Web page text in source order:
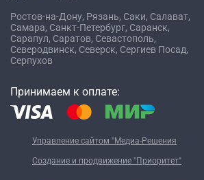
Принимаем к оплате:
Ростов-на-Дону, Рязань, Саки, Салават,
Самара, Санкт-Петербург, Саранск,
Сарапул, Саратов, Севастополь,
Северодвинск, Северск, Сергиев Посад,
Серпухов
Управление сайтом "Медиа-Решения
Создание и продвижение "Приоритет"